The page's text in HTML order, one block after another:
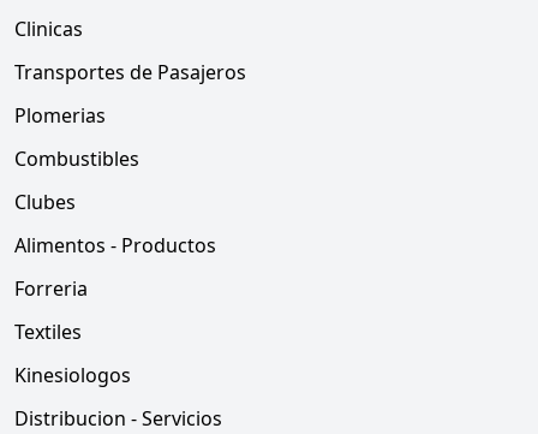
Clinicas
Transportes de Pasajeros
Plomerias
Combustibles
Clubes
Alimentos - Productos
Forreria
Textiles
Kinesiologos
Distribucion - Servicios